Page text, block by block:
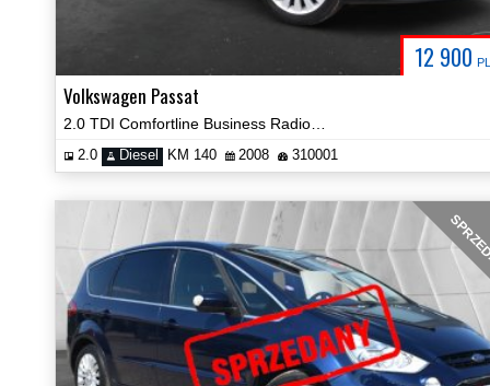
12 900
Volkswagen Passat
2.0 Diesel KM 140 2008 310001